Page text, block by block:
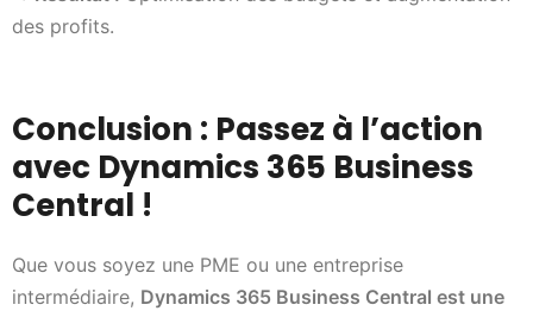
des profits.
Conclusion : Passez à l’action
avec Dynamics 365 Business
Central !
Que vous soyez une PME ou une entreprise
intermédiaire, Dynamics 365 Business Central est une